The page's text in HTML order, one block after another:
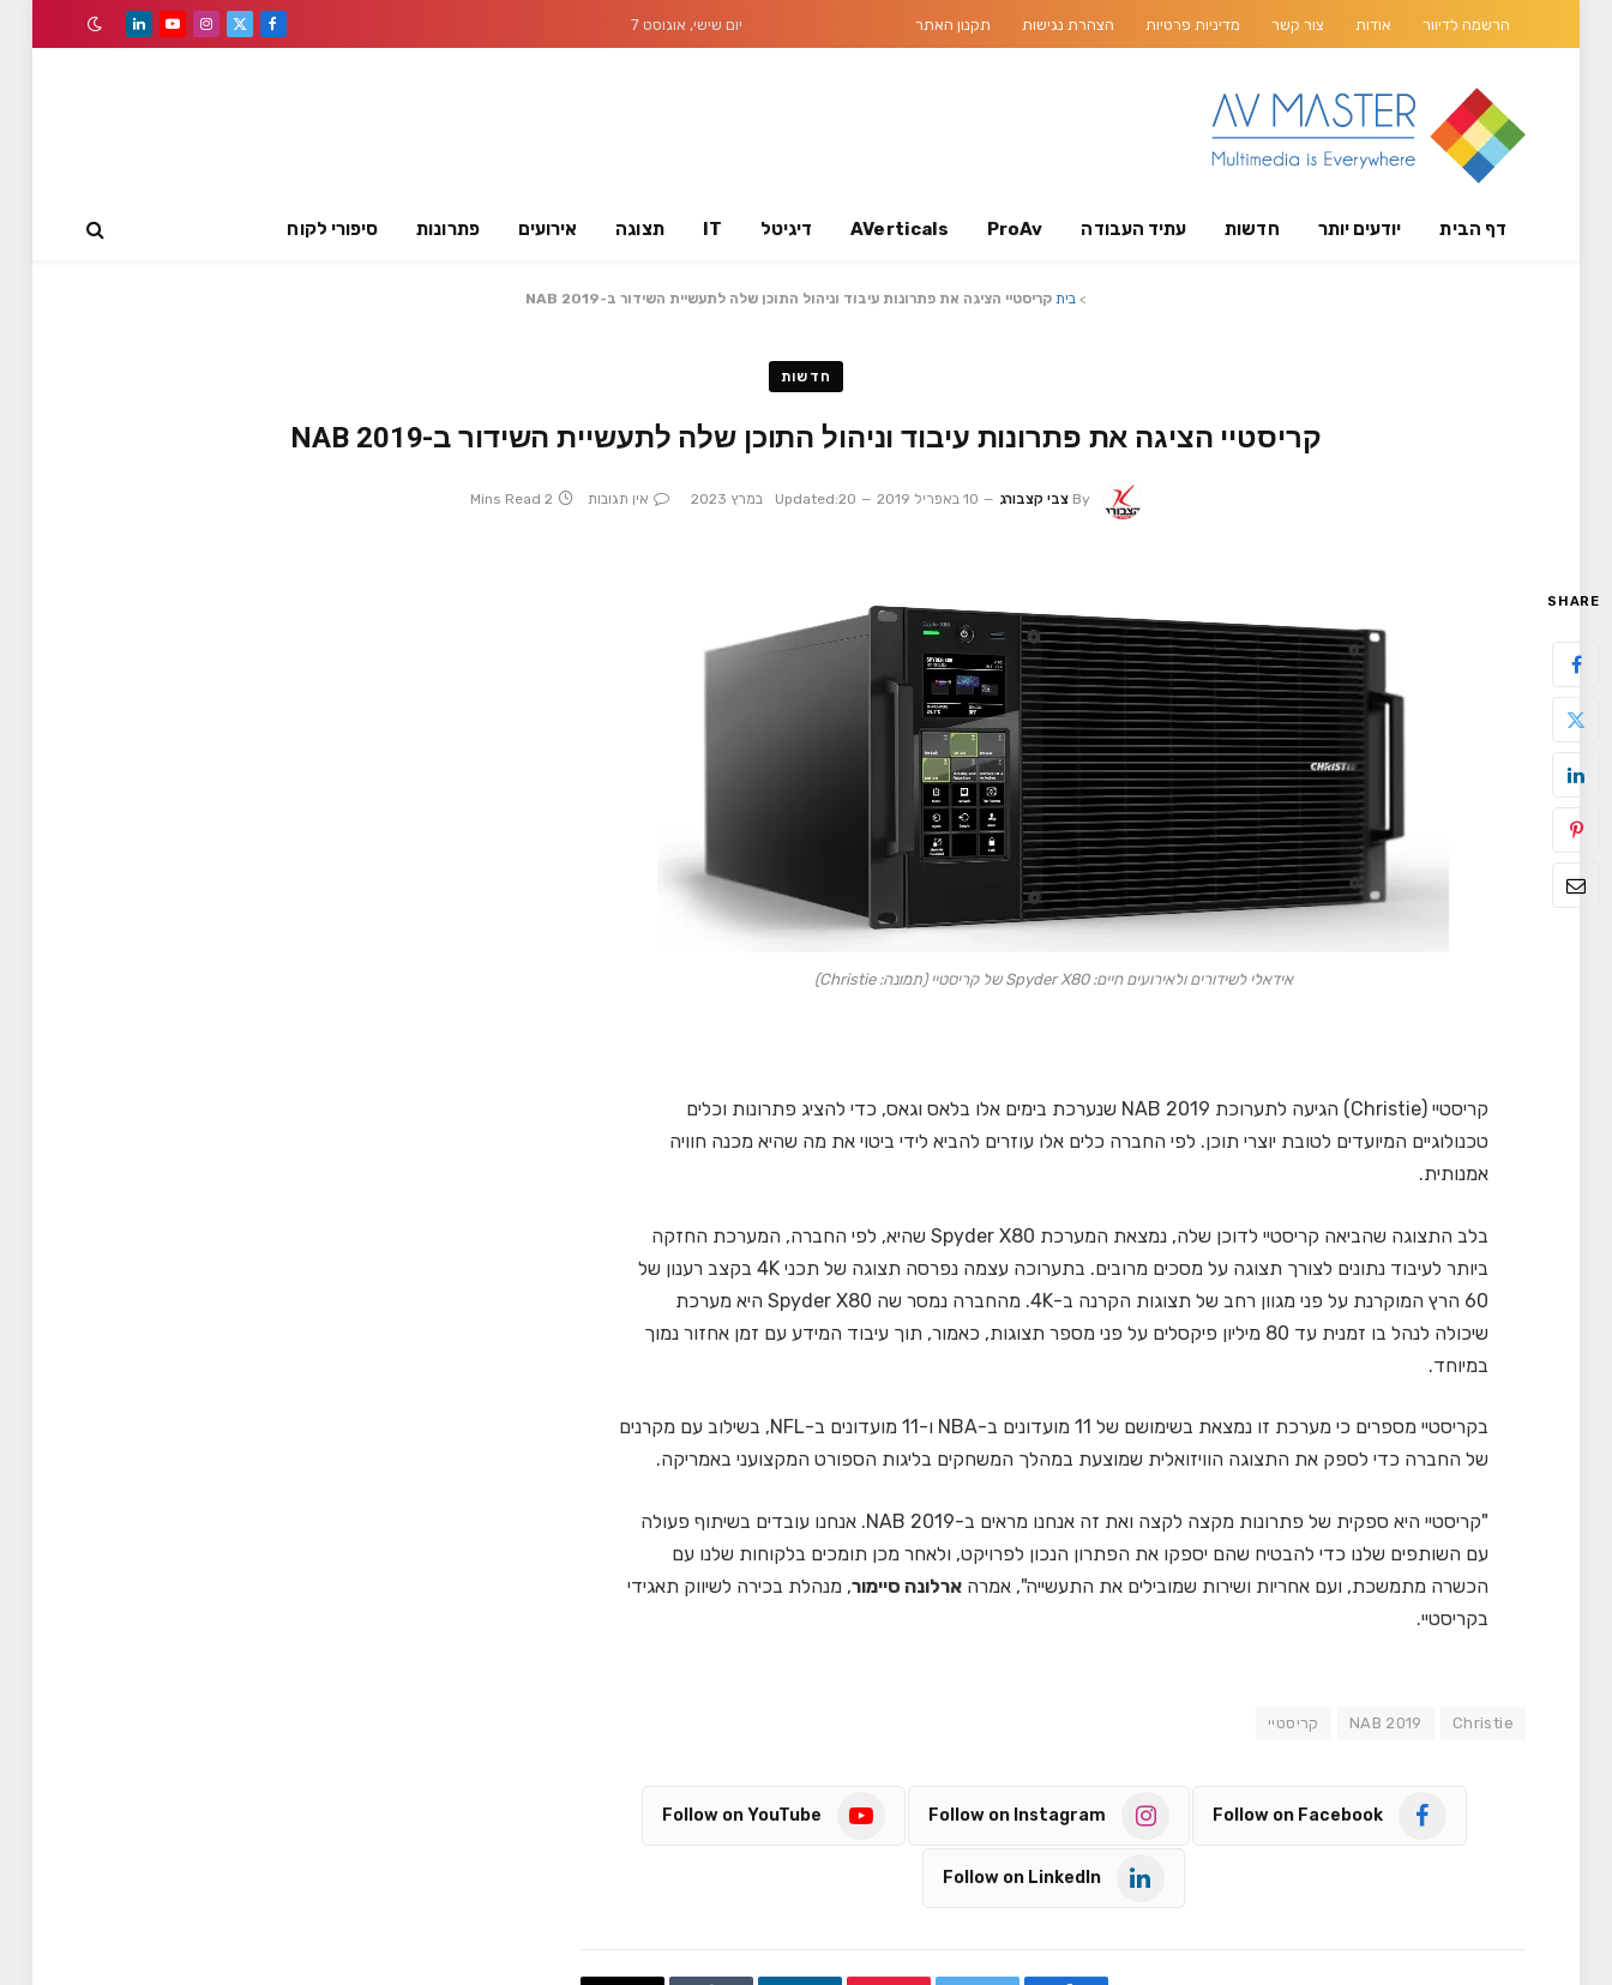
הרשמה לדיוור אודות צור קשר מדיניות פרטיות הצהרת נגישות תקנון האתר יום שישי, אוגוסט 7
Facebook
X
Instagram
YouTube
LinkedIn
דף הבית יודעים יותר חדשות עתיד העבודה ProAv
AVerticals דיגיטל IT תצוגה אירועים פתרונות סיפורי לקוח
> בית קריסטיי הציגה את פתרונות עיבוד וניהול התוכן שלה לתעשיית השידור ב-NAB 2019
חדשות
קריסטיי הציגה את פתרונות עיבוד וניהול התוכן שלה לתעשיית השידור ב-NAB 2019
By צבי קצבורג 10 באפריל 2019 Updated:20 במרץ 2023 אין תגובות 2 Mins Read
SHARE
אידאלי לשידורים ולאירועים חיים: Spyder X80 של קריסטיי (תמונה: Christie)
קריסטיי (Christie) הגיעה לתערוכת NAB 2019 שנערכת בימים אלו בלאס וגאס, כדי להציג פתרונות וכלים
טכנולוגיים המיועדים לטובת יוצרי תוכן. לפי החברה כלים אלו עוזרים להביא לידי ביטוי את מה שהיא מכנה חוויה
אמנותית.
בלב התצוגה שהביאה קריסטיי לדוכן שלה, נמצאת המערכת Spyder X80 שהיא, לפי החברה, המערכת החזקה
ביותר לעיבוד נתונים לצורך תצוגה על מסכים מרובים. בתערוכה עצמה נפרסה תצוגה של תכני 4K בקצב רענון של
60 הרץ המוקרנת על פני מגוון רחב של תצוגות הקרנה ב-4K. מהחברה נמסר שה Spyder X80 היא מערכת
שיכולה לנהל בו זמנית עד 80 מיליון פיקסלים על פני מספר תצוגות, כאמור, תוך עיבוד המידע עם זמן אחזור נמוך
במיוחד.
בקריסטיי מספרים כי מערכת זו נמצאת בשימושם של 11 מועדונים ב-NBA ו-11 מועדונים ב-NFL, בשילוב עם מקרנים
של החברה כדי לספק את התצוגה הוויזואלית שמוצעת במהלך המשחקים בליגות הספורט המקצועני באמריקה.
"קריסטיי היא ספקית של פתרונות מקצה לקצה ואת זה אנחנו מראים ב-NAB 2019. אנחנו עובדים בשיתוף פעולה
עם השותפים שלנו כדי להבטיח שהם יספקו את הפתרון הנכון לפרויקט, ולאחר מכן תומכים בלקוחות שלנו עם
הכשרה מתמשכת, ועם אחריות ושירות שמובילים את התעשייה", אמרה ארלונה סיימור, מנהלת בכירה לשיווק תאגידי
בקריסטיי.
Christie
NAB 2019 קריסטיי
Follow on Facebook
Follow on Instagram
Follow on YouTube
Follow on LinkedIn